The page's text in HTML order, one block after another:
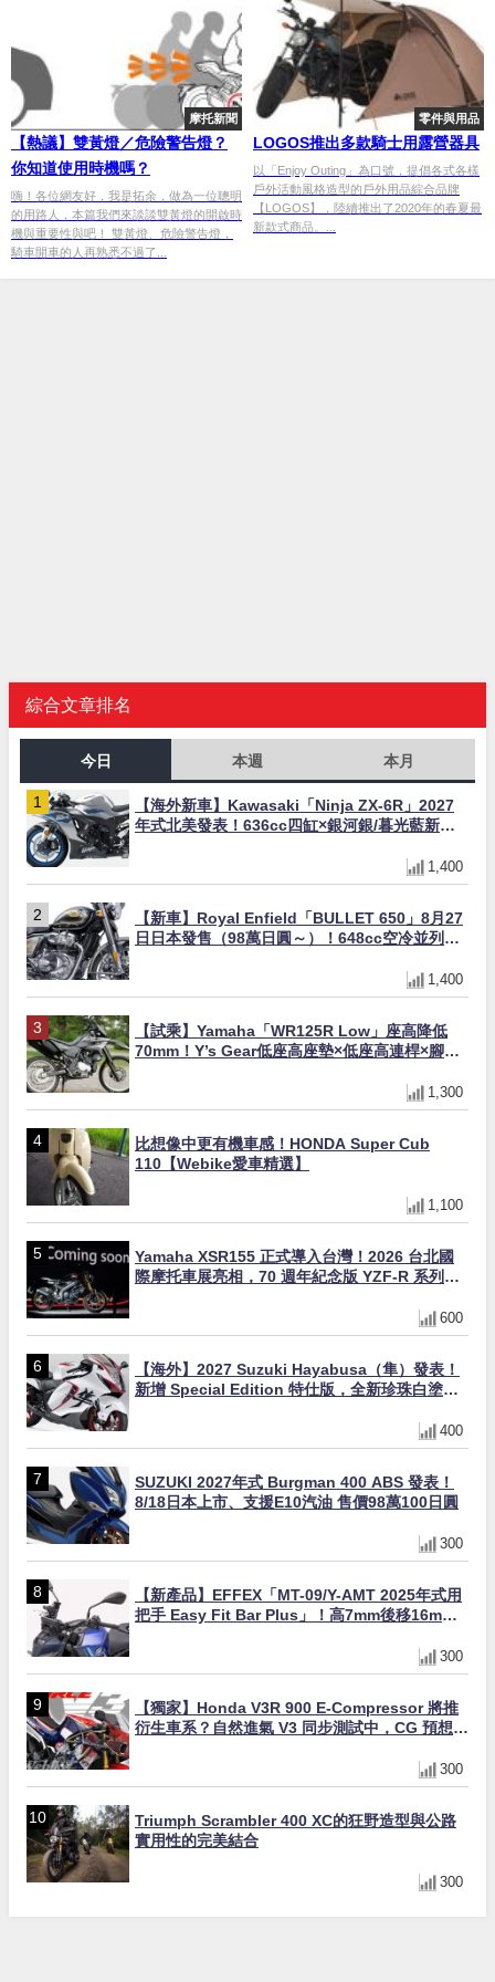
摩托新聞
【熱議】雙黃燈／危險警告燈？
你知道使用時機嗎？
嗨！各位網友好，我是拓余，做為一位聰明
的用路人，本篇我們來談談雙黃燈的開啟時
機與重要性與吧！ 雙黃燈、危險警告燈，
騎車開車的人再熟悉不過了...
零件與用品
LOGOS推出多款騎士用露營器具
以「Enjoy Outing」為口號，提倡各式各樣
戶外活動風格造型的戶外用品綜合品牌
【LOGOS】，陸續推出了2020年的春夏最
新款式商品。...
綜合文章排名
今日 本週 本月
【海外新車】Kawasaki「Ninja ZX-6R」2027
年式北美發表！636cc四缸×銀河銀/暮光藍新色
1,400
【新車】Royal Enfield「BULLET 650」8月27
日日本發售（98萬日圓～）！648cc空冷並列雙
1,400
【試乘】Yamaha「WR125R Low」座高降低
70mm！Y’s Gear低座高座墊×低座高連桿×腳踏
1,300
比想像中更有機車感！HONDA Super Cub
110【Webike愛車精選】
1,100
Yamaha XSR155 正式導入台灣！2026 台北國
際摩托車展亮相，70 週年紀念版 YZF-R 系列限
600
【海外】2027 Suzuki Hayabusa（隼）發表！
新增 Special Edition 特仕版，全新珍珠白塗裝
400
SUZUKI 2027年式 Burgman 400 ABS 發表！
8/18日本上市、支援E10汽油 售價98萬100日圓
300
【新產品】EFFEX「MT-09/Y-AMT 2025年式用
把手 Easy Fit Bar Plus」！高7mm後移16mm
300
【獨家】Honda V3R 900 E-Compressor 將推
衍生車系？自然進氣 V3 同步測試中，CG 預想曝
300
Triumph Scrambler 400 XC的狂野造型與公路
實用性的完美結合
300